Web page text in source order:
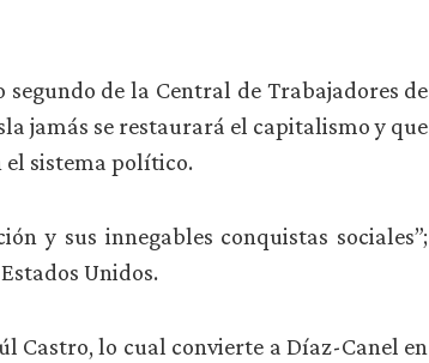
de la Central de Trabajadores de
jamás se restaurará el capitalismo y que
el sistema político.
y sus innegables conquistas sociales”;
Unidos.
Castro, lo cual convierte a Díaz-Canel en